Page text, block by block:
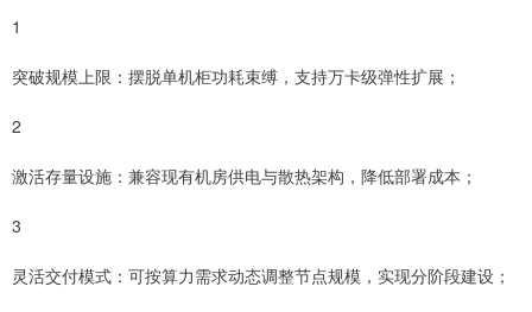
1
突破规模上限：摆脱单机柜功耗束缚，支持万卡级弹性扩展；
2
激活存量设施：兼容现有机房供电与散热架构，降低部署成本；
3
灵活交付模式：可按算力需求动态调整节点规模，实现分阶段建设；